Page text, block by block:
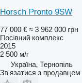
Horsch Pronto 9SW
77 000 € ≈ 3 962 000 грн
Посівний комплекс
2015
2 500 м/г
Україна, Тернопіль
Зв'язатися з продавцем